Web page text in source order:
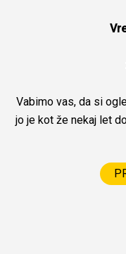
Vabimo vas, da si
jo je kot že nekaj let